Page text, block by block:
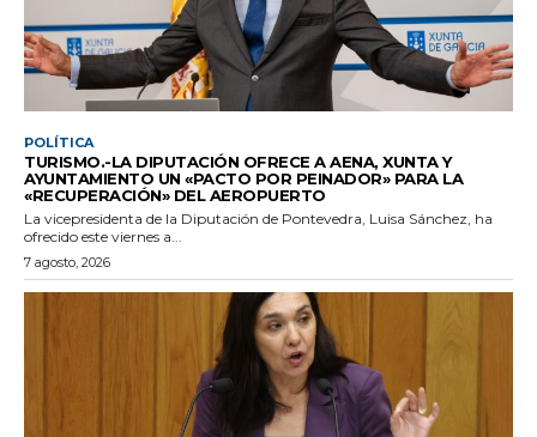
POLÍTICA
TURISMO.-LA DIPUTACIÓN OFRECE A AENA, XUNTA Y
AYUNTAMIENTO UN «PACTO POR PEINADOR» PARA LA
«RECUPERACIÓN» DEL AEROPUERTO
La vicepresidenta de la Diputación de Pontevedra, Luisa Sánchez, ha
ofrecido este viernes a...
7 agosto, 2026